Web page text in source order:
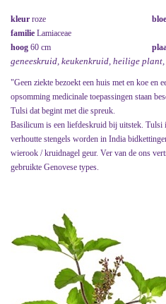
kleur roze
familie Lamiaceae
hoog 60 cm
geneeskruid, keukenkruid, heilige
"Geen ziekte bezoekt een huis met en koe en
opsomming medicinale toepassingen staan
Tulsi dat begint met die spreuk.
Basilicum is een liefdeskruid bij uitstek. Tulsi
verhoutte stengels worden in India
wierook / kruidnagel geur. Ver van de ons
gebruikte Genovese types.